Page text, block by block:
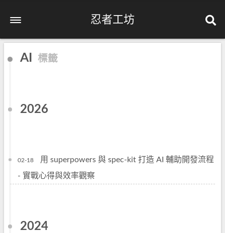
忍者工坊
AI 標籤
2026
02-18
用 superpowers 與 spec-kit 打造 AI 輔助開發流程
- 實戰心得與效率觀察
2024